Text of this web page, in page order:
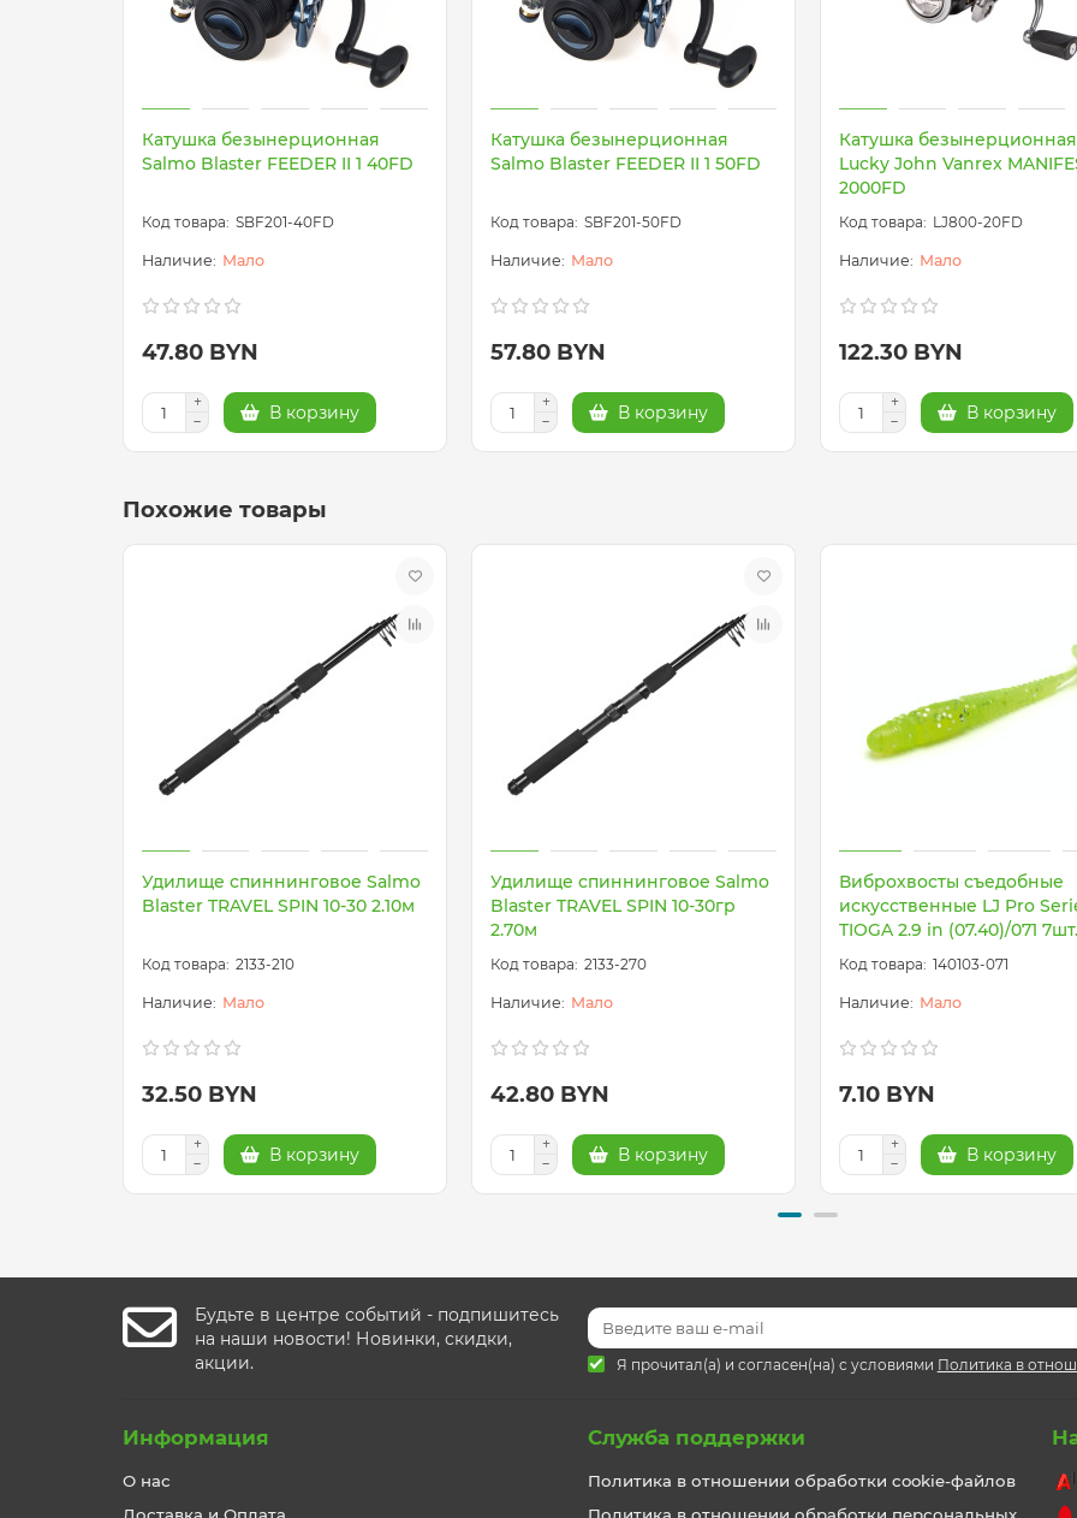
Катушка безынерционная
Salmo Blaster FEEDER II 1 40FD
SBF201-40FD
Мало
47.80 BYN
В корзину
Катушка безынерционная
Salmo Blaster FEEDER II 1 50FD
SBF201-50FD
Мало
57.80 BYN
В корзину
Катушка безынерционная
Lucky John Vanrex
2000FD
LJ800-20FD
Мало
122.30 BYN
В корзину
Похожие товары
Удилище спиннинговое Salmo
Blaster TRAVEL SPIN 10-30 2.10м
2133-210
Мало
32.50 BYN
В корзину
Удилище спиннинговое Salmo
Blaster TRAVEL SPIN 10-30гр
2.70м
2133-270
Мало
42.80 BYN
В корзину
Виброхвосты съедобные
искусственные LJ Pro
TIOGA 2.9 in (07.40)/071 7шт.
140103-071
Мало
7.10 BYN
В корзину
Будьте в центре событий - подпишитесь
на наши новости! Новинки, скидки,
акции.
Я прочитал(а) и согласен(на) с условиями Политика в
Информация
О нас
Служба поддержки
Политика в отношении обработки cookie-файлов